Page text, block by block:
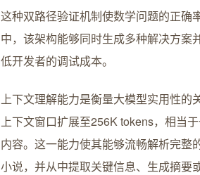
这种双路径验证机制使数学问题的正确
中，该架构能够同时生成多种解决方案
低开发者的调试成本。
上下文理解能力是衡量大模型实用性的
上下文窗口扩展至256K tokens，相当
内容。这一能力使其能够流畅解析完整
小说，并从中提取关键信息、生成摘要